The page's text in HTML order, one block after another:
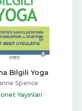
Bilgili Yoga
Spence
Yayınları